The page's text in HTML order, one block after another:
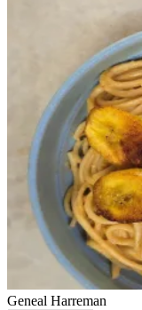
Geneal Harreman